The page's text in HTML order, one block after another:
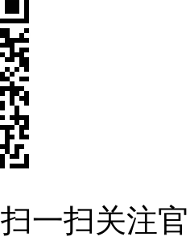
扫一扫关注